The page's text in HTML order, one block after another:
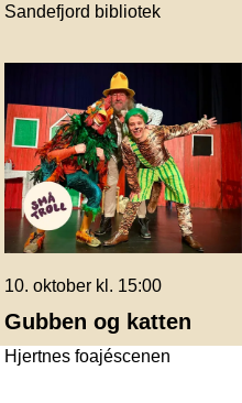
Sandefjord bibliotek
10. oktober kl. 15:00
Gubben og katten
Hjertnes foajéscenen